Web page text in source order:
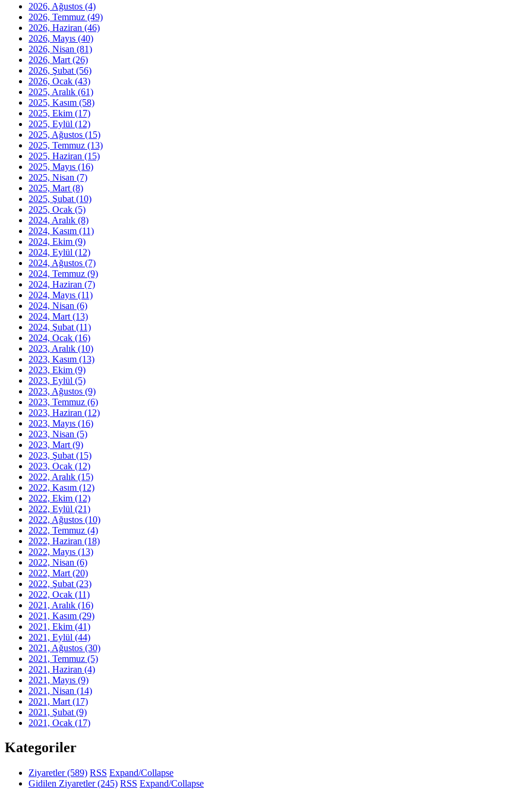
2026, Ağustos (4)
2026, Temmuz (49)
2026, Haziran (46)
2026, Mayıs (40)
2026, Nisan (81)
2026, Mart (26)
2026, Şubat (56)
2026, Ocak (43)
2025, Aralık (61)
2025, Kasım (58)
2025, Ekim (17)
2025, Eylül (12)
2025, Ağustos (15)
2025, Temmuz (13)
2025, Haziran (15)
2025, Mayıs (16)
2025, Nisan (7)
2025, Mart (8)
2025, Şubat (10)
2025, Ocak (5)
2024, Aralık (8)
2024, Kasım (11)
2024, Ekim (9)
2024, Eylül (12)
2024, Ağustos (7)
2024, Temmuz (9)
2024, Haziran (7)
2024, Mayıs (11)
2024, Nisan (6)
2024, Mart (13)
2024, Şubat (11)
2024, Ocak (16)
2023, Aralık (10)
2023, Kasım (13)
2023, Ekim (9)
2023, Eylül (5)
2023, Ağustos (9)
2023, Temmuz (6)
2023, Haziran (12)
2023, Mayıs (16)
2023, Nisan (5)
2023, Mart (9)
2023, Şubat (15)
2023, Ocak (12)
2022, Aralık (15)
2022, Kasım (12)
2022, Ekim (12)
2022, Eylül (21)
2022, Ağustos (10)
2022, Temmuz (4)
2022, Haziran (18)
2022, Mayıs (13)
2022, Nisan (6)
2022, Mart (20)
2022, Şubat (23)
2022, Ocak (11)
2021, Aralık (16)
2021, Kasım (29)
2021, Ekim (41)
2021, Eylül (44)
2021, Ağustos (30)
2021, Temmuz (5)
2021, Haziran (4)
2021, Mayıs (9)
2021, Nisan (14)
2021, Mart (17)
2021, Şubat (9)
2021, Ocak (17)
Kategoriler
Ziyaretler(589) RSS Expand/Collapse
Gidilen Ziyaretler(245) RSS Expand/Collapse